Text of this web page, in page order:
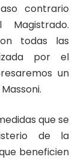
contrario
todas las
por el
un
que se
de la
beneficien